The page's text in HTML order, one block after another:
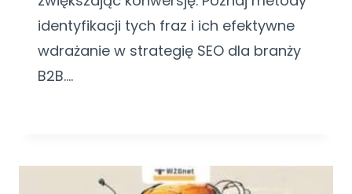
identyfikacji tych fraz i ich efektywne
wdrażanie w strategię SEO dla branży
B2B….